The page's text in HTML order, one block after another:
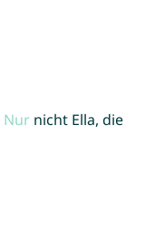
Nurnicht Ella, die